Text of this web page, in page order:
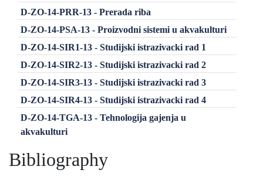
D-ZO-14-PRR-13 - Prerada riba
D-ZO-14-PSA-13 - Proizvodni sistemi u akvakulturi
D-ZO-14-SIR1-13 - Studijski istrazivacki rad 1
D-ZO-14-SIR2-13 - Studijski istrazivacki rad 2
D-ZO-14-SIR3-13 - Studijski istrazivacki rad 3
D-ZO-14-SIR4-13 - Studijski istrazivacki rad 4
D-ZO-14-TGA-13 - Tehnologija gajenja u
akvakulturi
Bibliography